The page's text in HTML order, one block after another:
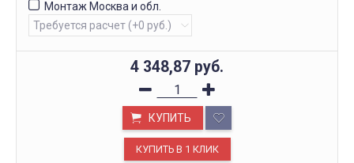
Монтаж Москва и обл.
4 348,87 руб.
КУПИТЬ